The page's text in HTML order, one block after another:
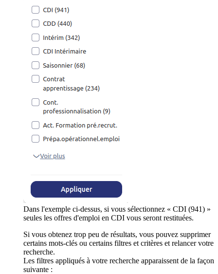
Dans l'exemple ci-dessus, si vous sélectionnez « CDI (941) »
seules les offres d'emploi en CDI vous seront restituées.
Si vous obtenez trop peu de résultats, vous pouvez supprimer
certains mots-clés ou certains filtres et critères et relancer votre
recherche.
Les filtres appliqués à votre recherche apparaissent de la façon
suivante :